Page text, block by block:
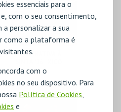
essenciais para o
com o seu consentimento,
a personalizar a sua
como a plataforma é
com o
no seu dispositivo. Para
Política de Cookies
e
ALTERNATIVA À
GAIATO, A CADA
CASA DA
CRIATIVIDADE